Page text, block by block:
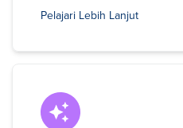
Pelajari Lebih Lanjut